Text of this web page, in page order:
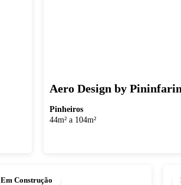
Aero Design by
Pinheiros
44m² a 104m²
Em Construção